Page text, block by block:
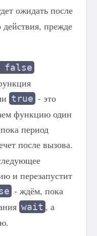
ожидать после
действия, прежде
true - это
функцию один
период
после вызова.
и перезапустит
- ждём, пока
wait , а